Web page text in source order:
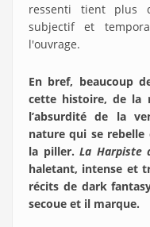
ressenti tient plus
subjectif et
l'ouvrage.
En bref, beaucoup
cette histoire, de la
l’absurdité de la
nature qui se rebelle
la piller.La Harpiste
haletant, intense et
récits de dark
secoue et il marque.